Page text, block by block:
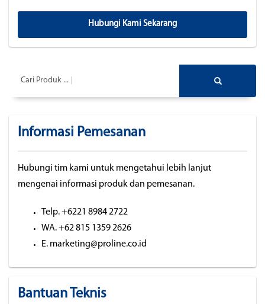
Hubungi Kami Sekarang
Cari Produk ...
Informasi Pemesanan
Hubungi tim kami untuk mengetahui lebih lanjut
mengenai informasi produk dan pemesanan.
Telp. +6221 8984 2722
WA. +62 815 1359 2626
E. marketing@proline.co.id
Bantuan Teknis